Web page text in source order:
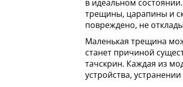
в идеальном
трещины, царапины и
повреждено, не
Маленькая трещина
станет причиной
тачскрин. Каждая из
устройства,